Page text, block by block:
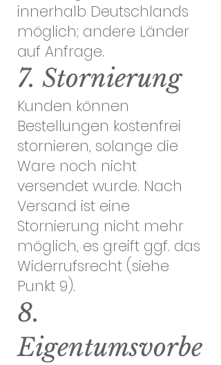
innerhalb Deutschlands
möglich; andere Länder
auf Anfrage.
7. Stornierung
Kunden können
Bestellungen kostenfrei
stornieren, solange die
Ware noch nicht
versendet wurde. Nach
Versand ist eine
Stornierung nicht mehr
möglich, es greift ggf. das
Widerrufsrecht (siehe
Punkt 9).
8.
Eigentumsvorbe